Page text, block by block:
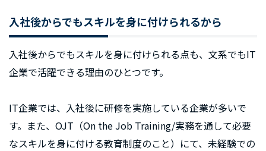
入社後からでもスキルを身に付けられるから
入社後からでもスキルを身に付けられる点も、文系でもIT
企業で活躍できる理由のひとつです。
IT企業では、入社後に研修を実施している企業が多いで
す。また、OJT（On the Job Training/実務を通して必要
なスキルを身に付ける教育制度のこと）にて、未経験での